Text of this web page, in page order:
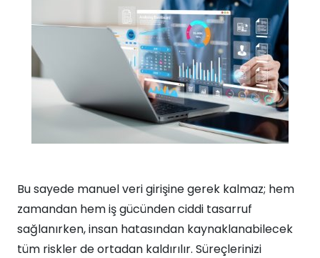
Bu sayede manuel veri girişine gerek kalmaz; hem
zamandan hem iş gücünden ciddi tasarruf
sağlanırken, insan hatasından kaynaklanabilecek
tüm riskler de ortadan kaldırılır. Süreçlerinizi